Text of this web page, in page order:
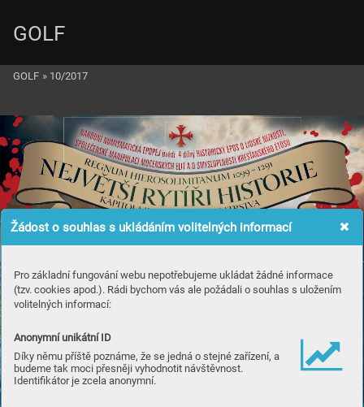
Žádost o souhlas s ukládáním volitelných informací
Pro základní fungování webu nepotřebujeme ukládat žádné informace
(tzv. cookies apod.). Rádi bychom vás ale požádali o souhlas s uložením
volitelných informací:
Anonymní unikátní ID
Díky němu příště poznáme, že se jedná o stejné zařízení, a
budeme tak moci přesněji vyhodnotit návštěvnost.
Identifikátor je zcela anonymní.
GOLF
GOLF » 10/2017